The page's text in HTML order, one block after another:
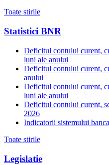
Toate stirile
Statistici BNR
Deficitul contului curent,
luni ale anului
Deficitul contului curent,
anului
Deficitul contului curent,
luni ale anului
Deficitul contului curent,
2026
Indicatorii sistemului
Toate stirile
Legislatie